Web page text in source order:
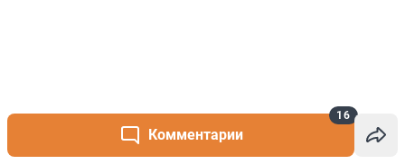
Комментарии
16